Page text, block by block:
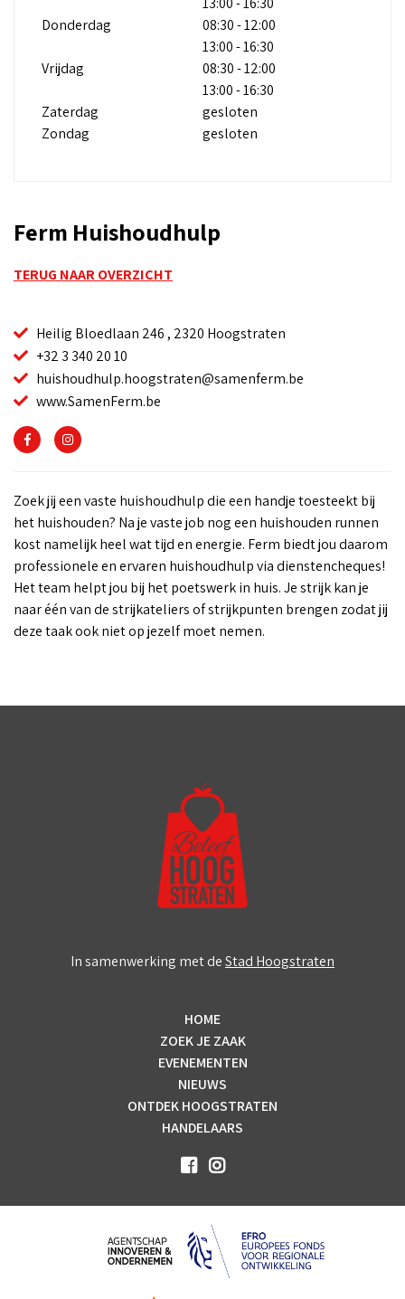
Donderdag
08:30 - 12:00
13:00 - 16:30
Vrijdag
08:30 - 12:00
13:00 - 16:30
Zaterdag
gesloten
Zondag
gesloten
Ferm Huishoudhulp
TERUG NAAR OVERZICHT
Heilig Bloedlaan 246 , 2320 Hoogstraten
+32 3 340 20 10
huishoudhulp.hoogstraten@samenferm.be
www.SamenFerm.be
Zoek jij een vaste huishoudhulp die een handje toesteekt bij
het huishouden? Na je vaste job nog een huishouden runnen
kost namelijk heel wat tijd en energie. Ferm biedt jou daarom
professionele en ervaren huishoudhulp via dienstencheques!
Het team helpt jou bij het poetswerk in huis. Je strijk kan je
naar één van de strijkateliers of strijkpunten brengen zodat jij
deze taak ook niet op jezelf moet nemen.
In samenwerking met deStad Hoogstraten
HOME
ZOEK JE ZAAK
EVENEMENTEN
NIEUWS
ONTDEK HOOGSTRATEN
HANDELAARS